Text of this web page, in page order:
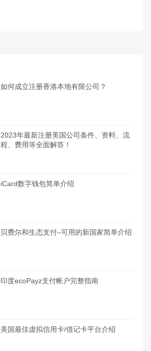
如何成立注册香港本地有限公司？
2023年最新注册美国公司条件、资料、流
程、费用等全面解答！
iCard数字钱包简单介绍
贝费尔和生态支付–可用的新国家简单介绍
印度ecoPayz支付帐户完整指南
美国最佳虚拟信用卡/借记卡平台介绍